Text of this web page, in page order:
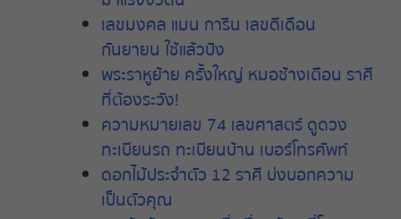
เลขมงคล แมน การิน เลขดีเดือน
กันยายน ใช้แล้วปัง
พระราหูย้าย ครั้งใหญ่ หมอช้างเตือน ราศี
ที่ต้องระวัง!
ความหมายเลข 74 เลขศาสตร์ ดูดวง
ทะเบียนรถ ทะเบียนบ้าน เบอร์โทรศัพท์
ดอกไม้ประจำตัว 12 ราศี บ่งบอกความ
เป็นตัวคุณ